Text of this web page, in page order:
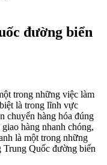
đường biển
trong những việc làm
là trong lĩnh vực
chuyển hàng hóa đúng
hàng nhanh chóng,
là một trong những
Trung Quốc đường biển